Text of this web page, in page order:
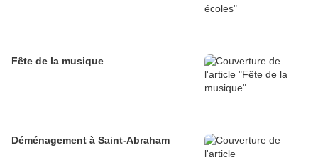
Fête de la musique
Déménagement à Saint-Abraham